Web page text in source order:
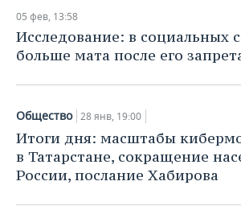
ONLINE-КОНФЕРЕНЦИИ
ОТКРЫТАЯ ЛЕКЦИЯ
ХОККЕЙ
БАСКЕТБОЛ
ВОЛЕЙБОЛ
КИБЕРСПОРТ
ВЛАСТЬ
ИНФРАСТРУКТУРА
ИСТОРИЯ
КУЛЬТУРА
ФОТОГАЛЕРЕЯ
СЮЖЕТЫ
СПРАВОЧНИК
СПИСОК ПЕРСОН
СПИСОК КОМПАНИЙ
ПОЛНАЯ ВЕРСИЯ
05 фев, 13:58
Исследование: в социальных
больше мата после его
Общество 28 янв, 19:00
Итоги дня: масштабы
в Татарстане, сокращение
России, послание Хабирова